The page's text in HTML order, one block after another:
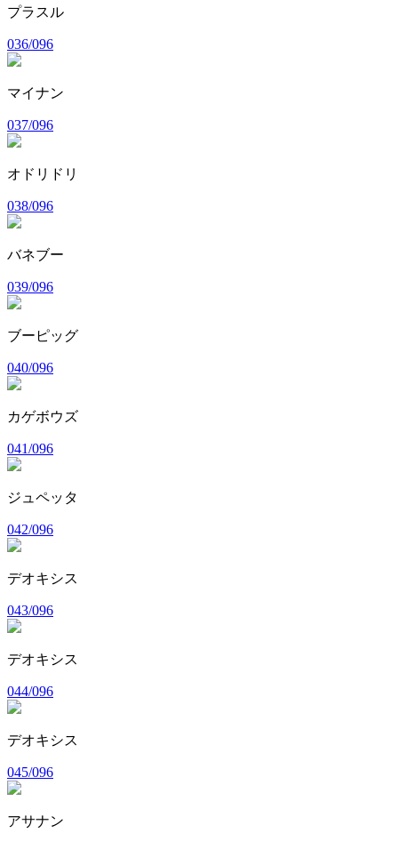
プラスル
036/096
マイナン
037/096
オドリドリ
038/096
バネブー
039/096
ブーピッグ
040/096
カゲボウズ
041/096
ジュペッタ
042/096
デオキシス
043/096
デオキシス
044/096
デオキシス
045/096
アサナン